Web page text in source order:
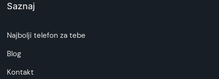
Saznaj
Najbolji telefon za tebe
Blog
Kontakt